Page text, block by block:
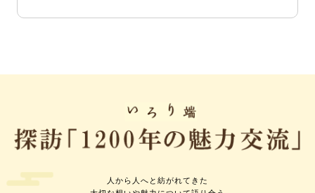
人から人へと紡がれてきた